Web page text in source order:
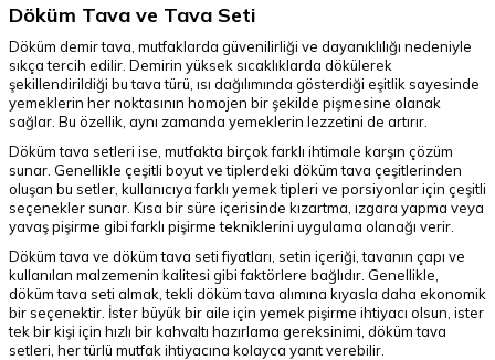
Döküm Tava ve Tava Seti
Döküm demir tava, mutfaklarda güvenilirliği ve dayanıklılığı nedeniyle
sıkça tercih edilir. Demirin yüksek sıcaklıklarda dökülerek
şekillendirildiği bu tava türü, ısı dağılımında gösterdiği eşitlik sayesinde
yemeklerin her noktasının homojen bir şekilde pişmesine olanak
sağlar. Bu özellik, aynı zamanda yemeklerin lezzetini de artırır.
Döküm tava setleri ise, mutfakta birçok farklı ihtimale karşın çözüm
sunar. Genellikle çeşitli boyut ve tiplerdeki döküm tava çeşitlerinden
oluşan bu setler, kullanıcıya farklı yemek tipleri ve porsiyonlar için çeşitli
seçenekler sunar. Kısa bir süre içerisinde kızartma, ızgara yapma veya
yavaş pişirme gibi farklı pişirme tekniklerini uygulama olanağı verir.
Döküm tava ve döküm tava seti fiyatları, setin içeriği, tavanın çapı ve
kullanılan malzemenin kalitesi gibi faktörlere bağlıdır. Genellikle,
döküm tava seti almak, tekli döküm tava alımına kıyasla daha ekonomik
bir seçenektir. İster büyük bir aile için yemek pişirme ihtiyacı olsun, ister
tek bir kişi için hızlı bir kahvaltı hazırlama gereksinimi, döküm tava
setleri, her türlü mutfak ihtiyacına kolayca yanıt verebilir.